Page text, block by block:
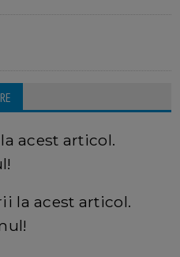
acest articol.
la acest articol.